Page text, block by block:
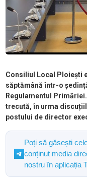
Consiliul Local Ploiești
săptămână într-o
Regulamentul
trecută, în urma
postului de director
Poți să găsești
conținut media
nostru în aplicația